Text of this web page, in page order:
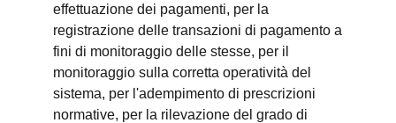
effettuazione dei pagamenti, per la
registrazione delle transazioni di pagamento a
fini di monitoraggio delle stesse, per il
monitoraggio sulla corretta operatività del
sistema, per l'adempimento di prescrizioni
normative, per la rilevazione del grado di